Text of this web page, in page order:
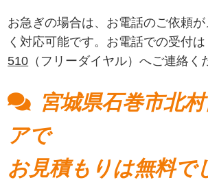
お急ぎの場合は、お電話のご依頼
く対応可能です。お電話での受付は
510 （フリーダイヤル）へご連絡く
宮城県石巻市北
アで
お見積もりは無料で